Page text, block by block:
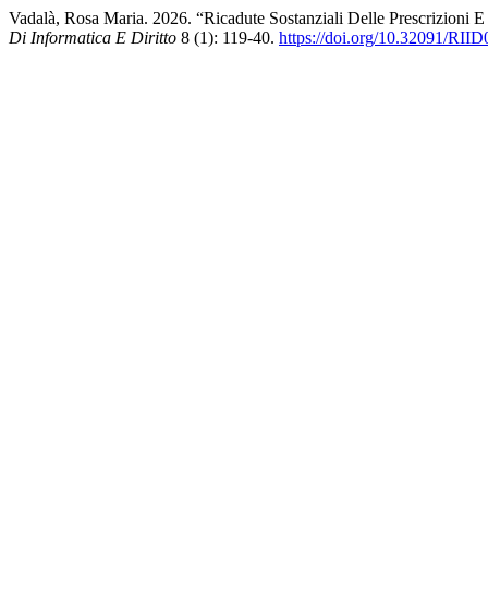
Vadalà, Rosa Maria. 2026. “Ricadute Sostanziali Delle
Di Informatica E Diritto 8 (1): 119-40. https://doi.org/10.32091/